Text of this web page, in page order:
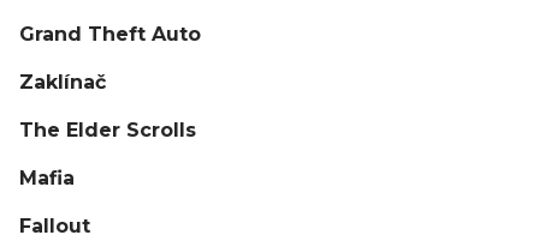
Grand Theft Auto
Zaklínač
The Elder Scrolls
Mafia
Fallout